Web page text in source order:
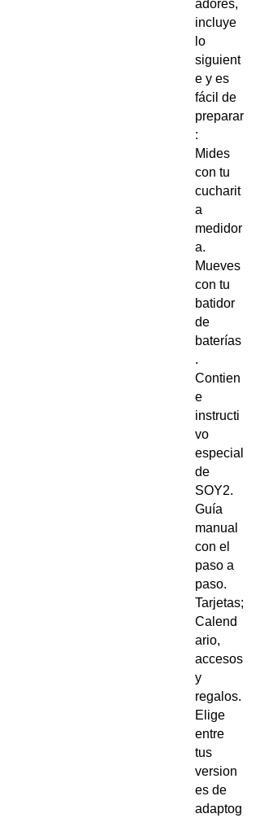
adores,
incluye
lo
siguient
e y es
fácil de
preparar
:
Mides
con tu
cucharit
a
medidor
a.
Mueves
con tu
batidor
de
baterías
.
Contien
e
instructi
vo
especial
de
SOY2.
Guía
manual
con el
paso a
paso.
Tarjetas;
Calend
ario,
accesos
y
regalos.
Elige
entre
tus
version
es de
adaptog